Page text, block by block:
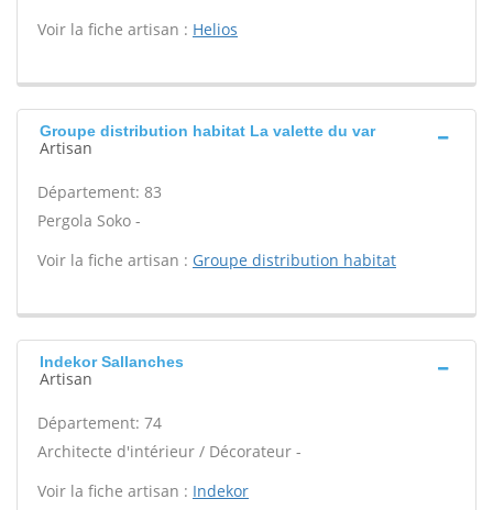
Voir la fiche artisan : Helios
Groupe distribution habitat La valette du var
Artisan
Département: 83
Pergola Soko -
Voir la fiche artisan : Groupe distribution habitat
Indekor Sallanches
Artisan
Département: 74
Architecte d'intérieur / Décorateur -
Voir la fiche artisan : Indekor